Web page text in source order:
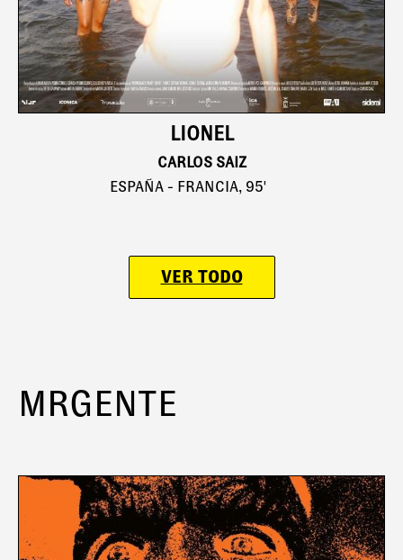
LIONEL
CARLOS SAIZ
ESPAÑA - FRANCIA, 95'
VER TODO
MRGENTE